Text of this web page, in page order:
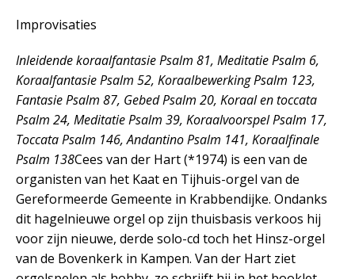
Improvisaties
Inleidende koraalfantasie Psalm 81, Meditatie Psalm 6,
Koraalfantasie Psalm 52, Koraalbewerking Psalm 123,
Fantasie Psalm 87, Gebed Psalm 20, Koraal en toccata
Psalm 24, Meditatie Psalm 39, Koraalvoorspel Psalm 17,
Toccata Psalm 146, Andantino Psalm 141, Koraalfinale
Psalm 138Cees van der Hart (*1974) is een van de
organisten van het Kaat en Tijhuis-orgel van de
Gereformeerde Gemeente in Krabbendijke. Ondanks
dit hagelnieuwe orgel op zijn thuisbasis verkoos hij
voor zijn nieuwe, derde solo-cd toch het Hinsz-orgel
van de Bovenkerk in Kampen. Van der Hart ziet